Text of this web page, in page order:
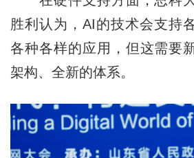
胜利认为，AI的技术会支持
各种各样的应用，但这需要
架构、全新的体系。